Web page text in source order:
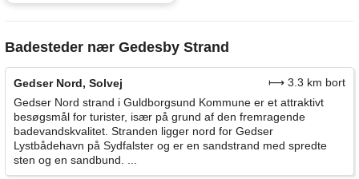
Badesteder nær Gedesby Strand
Gedser Nord, Solvej
⟼ 3.3 km bort
Gedser Nord strand i Guldborgsund Kommune er et attraktivt
besøgsmål for turister, især på grund af den fremragende
badevandskvalitet. Stranden ligger nord for Gedser
Lystbådehavn på Sydfalster og er en sandstrand med spredte
sten og en sandbund. ...